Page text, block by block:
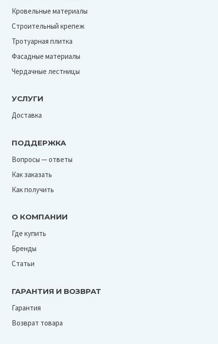
Кровельные материалы
Строительный крепеж
Тротуарная плитка
Фасадные материалы
Чердачные лестницы
УСЛУГИ
Доставка
ПОДДЕРЖКА
Вопросы — ответы
Как заказать
Как получить
О КОМПАНИИ
Где купить
Бренды
Статьи
ГАРАНТИЯ И ВОЗВРАТ
Гарантия
Возврат товара